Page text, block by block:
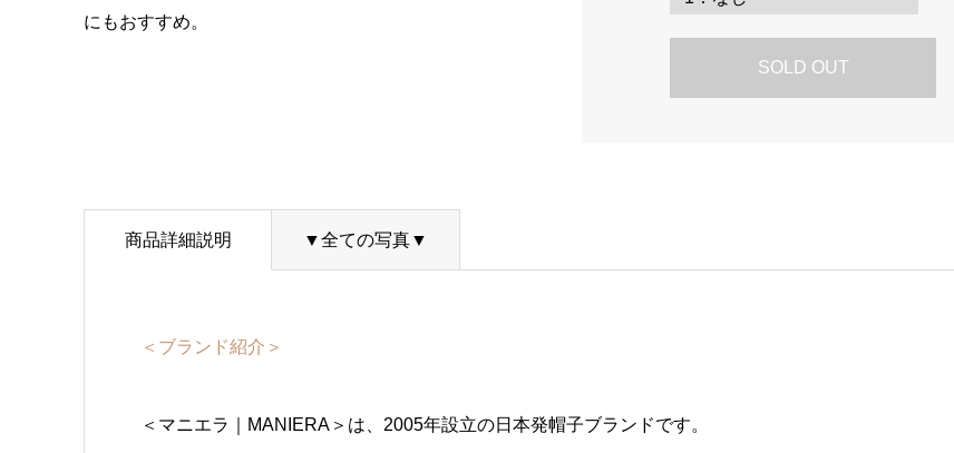
にもおすすめ。
SOLD OUT
商品詳細説明 ▼全ての写真▼
＜ブランド紹介＞
＜マニエラ｜MANIERA＞は、2005年設立の日本発帽子ブランドです。